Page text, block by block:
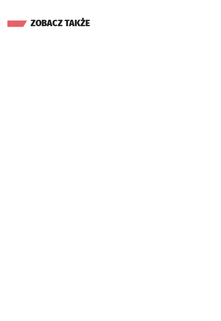
ZOBACZ TAKŻE